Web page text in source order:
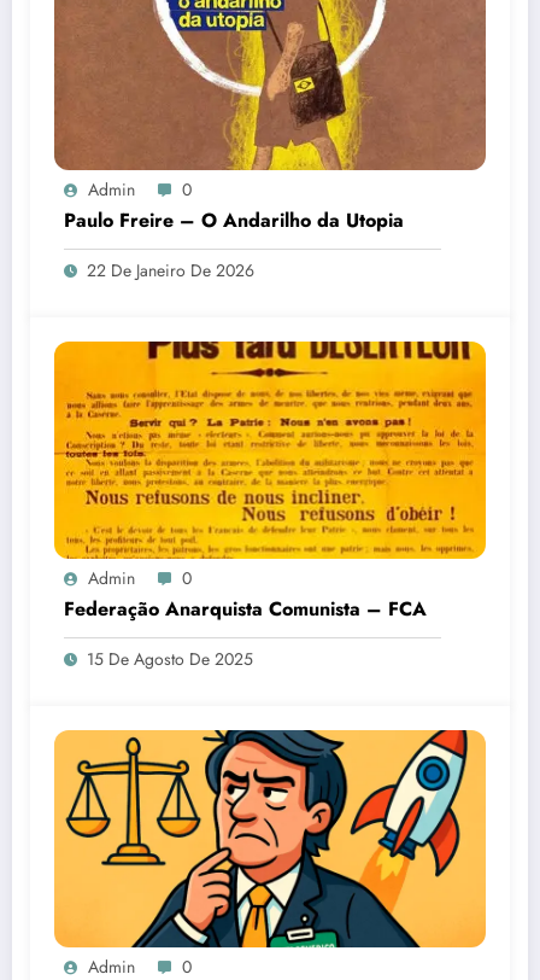
Admin 0
Paulo Freire – O Andarilho da Utopia
22 De Janeiro De 2026
Admin 0
Federação Anarquista Comunista – FCA
15 De Agosto De 2025
Admin 0